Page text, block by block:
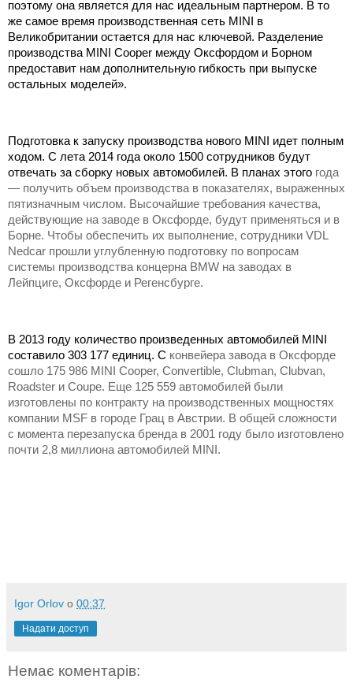
поэтому она является для нас идеальным партнером. В то
же самое время производственная сеть MINI в
Великобритании остается для нас ключевой. Разделение
производства MINI Cooper между Оксфордом и Борном
предоставит нам дополнительную гибкость при выпуске
остальных моделей».
Подготовка к запуску производства нового MINI идет полным
ходом. С лета 2014 года около 1500 сотрудников будут
отвечать за сборку новых автомобилей. В планах этого года
— получить объем производства в показателях, выраженных
пятизначным числом. Высочайшие требования качества,
действующие на заводе в Оксфорде, будут применяться и в
Борне. Чтобы обеспечить их выполнение, сотрудники VDL
Nedcar прошли углубленную подготовку по вопросам
системы производства концерна BMW на заводах в
Лейпциге, Оксфорде и Регенсбурге.
В 2013 году количество произведенных автомобилей MINI
составило 303 177 единиц. С конвейера завода в Оксфорде
сошло 175 986 MINI Cooper, Convertible, Clubman, Clubvan,
Roadster и Coupe. Еще 125 559 автомобилей были
изготовлены по контракту на производственных мощностях
компании MSF в городе Грац в Австрии. В общей сложности
с момента перезапуска бренда в 2001 году было изготовлено
почти 2,8 миллиона автомобилей MINI.
Igor Orlov о 00:37
Надати доступ
Немає коментарів: